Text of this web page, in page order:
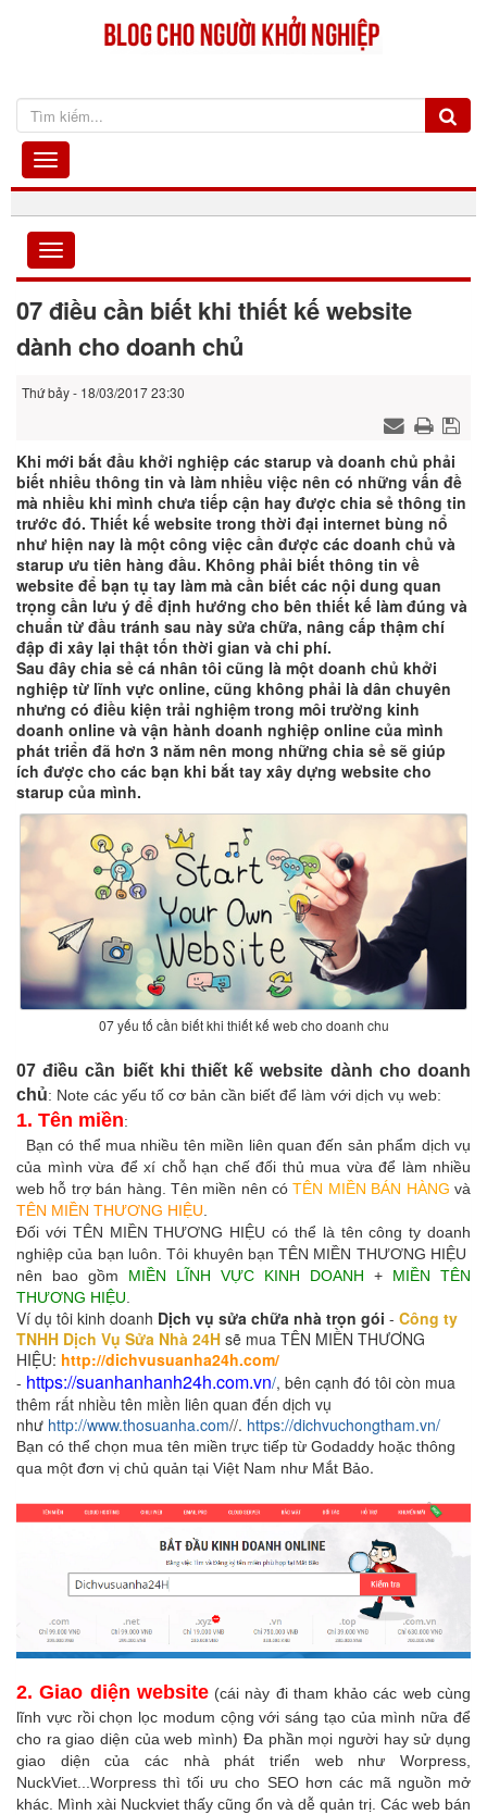
07 điều cần biết khi thiết kế website
dành cho doanh chủ
Thứ bảy - 18/03/2017 23:30
Khi mới bắt đầu khởi nghiệp các starup và doanh chủ phải
biết nhiều thông tin và làm nhiều việc nên có những vấn đề
mà nhiều khi mình chưa tiếp cận hay được chia sẻ thông tin
trước đó. Thiết kế website trong thời đại internet bùng nổ
như hiện nay là một công việc cần được các doanh chủ và
starup ưu tiên hàng đầu. Không phải biết thông tin về
website để bạn tụ tay làm mà cần biết các nội dung quan
trọng cần lưu ý để định hướng cho bên thiết kế làm đúng và
chuẩn từ đầu tránh sau này sửa chữa, nâng cấp thậm chí
đập đi xây lại thật tốn thời gian và chi phí.
Sau đây chia sẻ cá nhân tôi cũng là một doanh chủ khởi
nghiệp từ lĩnh vực online, cũng không phải là dân chuyên
nhưng có điều kiện trải nghiệm trong môi trường kinh
doanh online và vận hành doanh nghiệp online của mình
phát triển đã hơn 3 năm nên mong những chia sẻ sẽ giúp
ích được cho các bạn khi bắt tay xây dựng website cho
starup của mình.
07 yếu tố cần biết khi thiết kế web cho doanh chu
07 điều cần biết khi thiết kế website dành cho doanh
chủ: Note các yếu tố cơ bản cần biết để làm với dịch vụ web:
1. Tên miền:
Bạn có thể mua nhiều tên miền liên quan đến sản phẩm dịch vụ
của mình vừa để xí chỗ hạn chế đối thủ mua vừa để làm nhiều
web hỗ trợ bán hàng. Tên miền nên cóTÊN MIỀN BÁN HÀNG và
TÊN MIỀN THƯƠNG HIỆU.
Đối với TÊN MIỀN THƯƠNG HIỆU có thể là tên công ty doanh
nghiệp của bạn luôn. Tôi khuyên bạn TÊN MIỀN THƯƠNG HIỆU
nên bao gồm MIỀN LĨNH VỰC KINH DOANH + MIỀN TÊN
THƯƠNG HIỆU.
Ví dụ tôi kinh doanh Dịch vụ sửa chữa nhà trọn gói - Công ty
TNHH Dịch Vụ Sửa Nhà 24H sẽ mua TÊN MIỀN THƯƠNG
HIỆU: http://dichvusuanha24h.com/
- https://suanhanhanh24h.com.vn/, bên cạnh đó tôi còn mua
thêm rất nhiều tên miền liên quan đến dịch vụ
như http://www.thosuanha.com//. https://dichvuchongtham.vn/
Bạn có thể chọn mua tên miền trực tiếp từ Godaddy hoặc thông
qua một đơn vị chủ quản tại Việt Nam như Mắt Bảo.
2. Giao diện website(cái này đi tham khảo các web cùng
lĩnh vực rồi chọn lọc modum cộng với sáng tạo của mình nữa để
cho ra giao diện của web mình) Đa phần mọi người hay sử dụng
giao diện của các nhà phát triển web như Worpress,
NuckViet...Worpress thì tối ưu cho SEO hơn các mã nguồn mở
khác. Mình xài Nuckviet thấy cũng ổn và dễ quản trị. Các web bán